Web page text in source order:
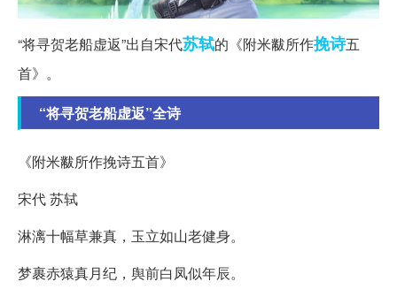
“将寻贺老船虚返”出自宋代苏轼的《附米黻所作挽诗五
首》。
“将寻贺老船虚返”全诗
《附米黻所作挽诗五首》
宋代 苏轼
淋漓十幅草兼真，玉立如山老健身。
梦裹赤猿真月纪，舆前白凤似年辰。